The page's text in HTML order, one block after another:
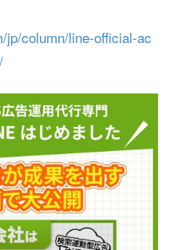
column/line-official-ac